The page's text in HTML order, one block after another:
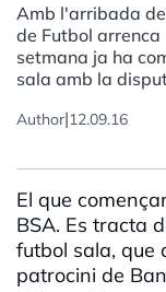
Amb l'arribada
de Futbol
setmana ja ha
sala amb la
Author|12.09.16
El que
BSA. Es tracta
futbol sala, que
patrocini de